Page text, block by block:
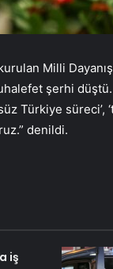
Milli
şerhi
Türkiye süreci’,
denildi.
iş